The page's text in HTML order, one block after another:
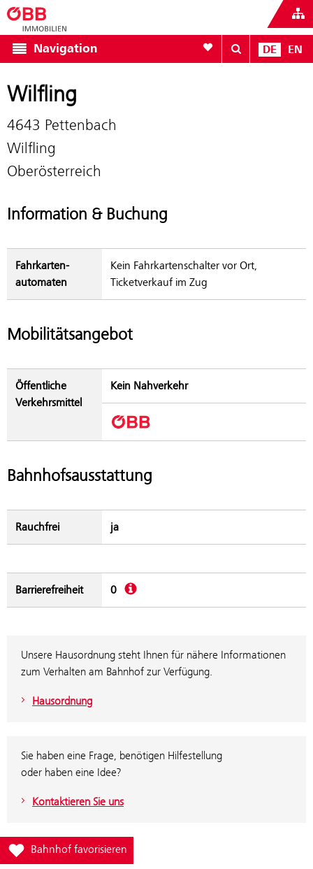
Navigation Zur Favoritenliste
DE EN
Wilfling
4643 Pettenbach
Wilfling
Oberösterreich
Information & Buchung
Fahrkarten­
automaten
Kein Fahrkartenschalter vor Ort,
Ticketverkauf im Zug
Mobilitätsangebot
Öffentliche
Verkehrsmittel
Kein Nahverkehr
Bahnhofsausstattung
Rauchfrei ja
Barrierefreiheit 0 Beschreibung
Unsere Hausordnung steht Ihnen für nähere Informationen
zum Verhalten am Bahnhof zur Verfügung.
Hausordnung
Sie haben eine Frage, benötigen Hilfestellung
oder haben eine Idee?
Kontaktieren Sie uns
Füge Bahnhof Wilfling zur Favoritenliste hinzu
Bahnhof favorisieren